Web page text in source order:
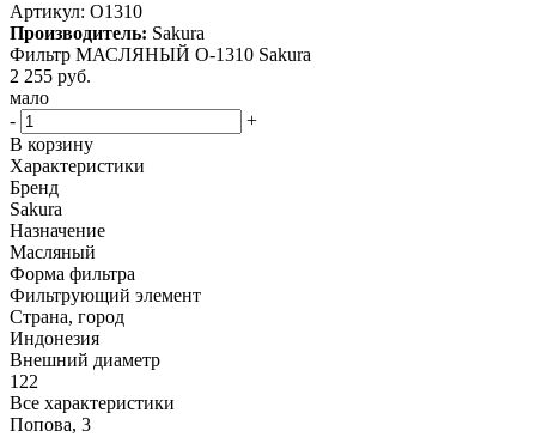
Артикул: O1310
Производитель: Sakura
Фильтр МАСЛЯНЫЙ O-1310 Sakura
2 255 руб.
мало
-
+
В корзину
Характеристики
Бренд
Sakura
Назначение
Масляный
Форма фильтра
Фильтрующий элемент
Страна, город
Индонезия
Внешний диаметр
122
Все характеристики
Попова, 3